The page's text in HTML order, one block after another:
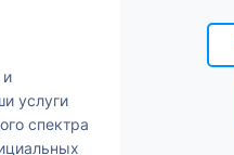
и
услуги
спектра